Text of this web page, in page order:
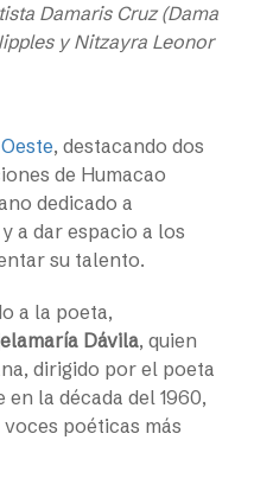
Damaris Cruz (Dama
y Nitzayra Leonor
, destacando dos
de Humacao
dedicado a
a dar espacio a los
su talento.
a la poeta,
Dávila, quien
dirigido por el poeta
la década del 1960,
poéticas más